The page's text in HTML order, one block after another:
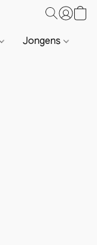
Jongens